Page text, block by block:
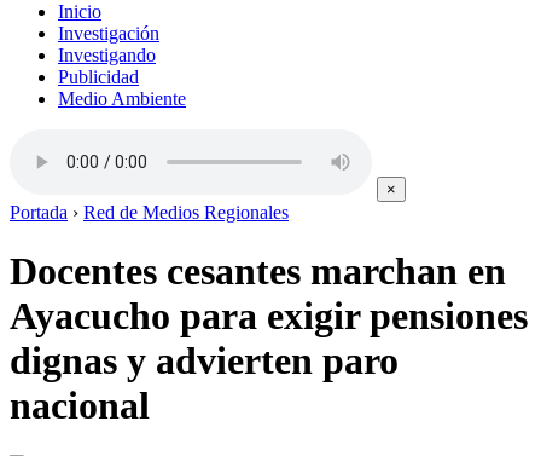
Inicio
Investigación
Investigando
Publicidad
Medio Ambiente
×
Portada › Red de Medios Regionales
Docentes cesantes marchan en
Ayacucho para exigir pensiones
dignas y advierten paro
nacional